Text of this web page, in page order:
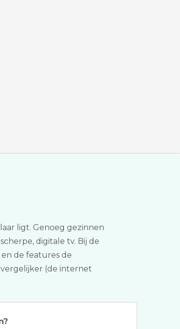
ligt. Genoeg gezinnen
digitale tv. Bij de
de features de
(de internet